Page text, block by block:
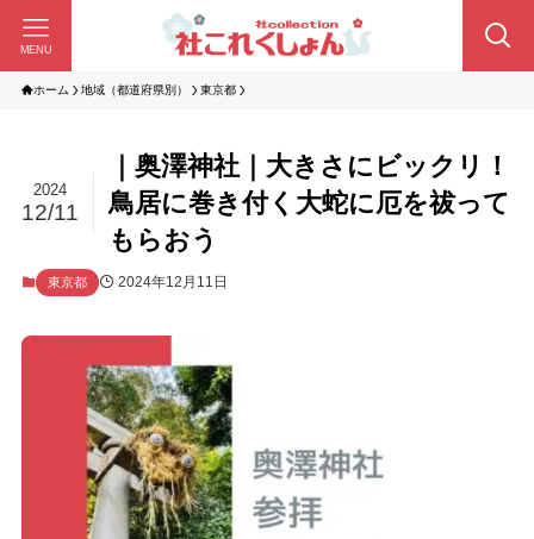
MENU
ホーム 地域（都道府県別） 東京都
｜奥澤神社｜大きさにビックリ！
鳥居に巻き付く大蛇に厄を祓って
もらおう
2024
12/11
東京都 2024年12月11日